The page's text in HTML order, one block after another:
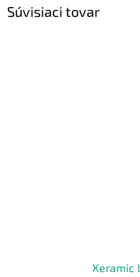
Súvisiaci tovar
Xeramic